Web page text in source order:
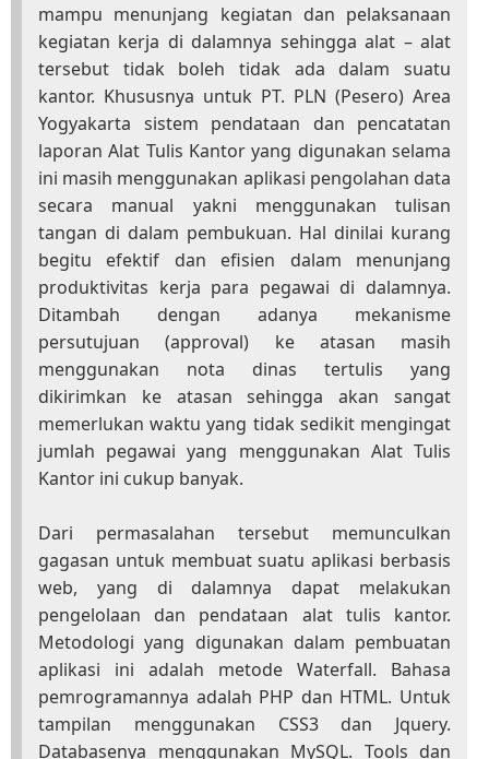
mampu menunjang kegiatan dan pelaksanaan
kegiatan kerja di dalamnya sehingga alat – alat
tersebut tidak boleh tidak ada dalam suatu
kantor. Khususnya untuk PT. PLN (Pesero) Area
Yogyakarta sistem pendataan dan pencatatan
laporan Alat Tulis Kantor yang digunakan selama
ini masih menggunakan aplikasi pengolahan data
secara manual yakni menggunakan tulisan
tangan di dalam pembukuan. Hal dinilai kurang
begitu efektif dan efisien dalam menunjang
produktivitas kerja para pegawai di dalamnya.
Ditambah dengan adanya mekanisme
persutujuan (approval) ke atasan masih
menggunakan nota dinas tertulis yang
dikirimkan ke atasan sehingga akan sangat
memerlukan waktu yang tidak sedikit mengingat
jumlah pegawai yang menggunakan Alat Tulis
Kantor ini cukup banyak.
Dari permasalahan tersebut memunculkan
gagasan untuk membuat suatu aplikasi berbasis
web, yang di dalamnya dapat melakukan
pengelolaan dan pendataan alat tulis kantor.
Metodologi yang digunakan dalam pembuatan
aplikasi ini adalah metode Waterfall. Bahasa
pemrogramannya adalah PHP dan HTML. Untuk
tampilan menggunakan CSS3 dan Jquery.
Databasenya menggunakan MySQL. Tools dan